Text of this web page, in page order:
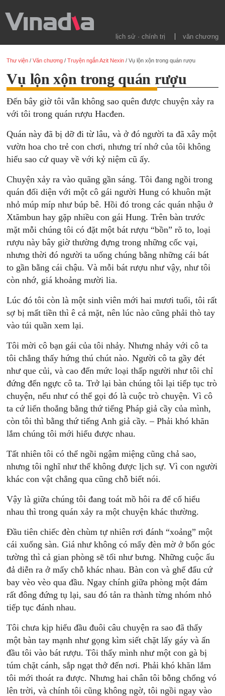
lịch sử · chính trị văn chương
Thư viện /Văn chương /Truyện ngắn Azit Nexin /Vụ lộn xộn trong quán rượu
Vụ lộn xộn trong quán rượu
Đến bây giờ tôi vẫn không sao quên được chuyện xảy ra
với tôi trong quán rượu Hacđen.
Quán này đã bị dỡ đi từ lâu, và ở đó người ta đã xây một
vườn hoa cho trẻ con chơi, nhưng trí nhớ của tôi không
hiểu sao cứ quay về với kỷ niệm cũ ấy.
Chuyện xảy ra vào quãng gần sáng. Tôi đang ngồi trong
quán đối diện với một cô gái người Hung có khuôn mặt
nhỏ múp míp như búp bê. Hồi đó trong các quán nhậu ở
Xtămbun hay gặp nhiều con gái Hung. Trên bàn trước
mặt mỗi chúng tôi có đặt một bát rượu “bồn” rõ to, loại
rượu này bây giờ thường đựng trong những cốc vại,
nhưng thời đó người ta uống chúng bằng những cái bát
to gần bằng cái chậu. Và mỗi bát rượu như vậy, như tôi
còn nhớ, giá khoảng mười lia.
Lúc đó tôi còn là một sinh viên mới hai mươi tuổi, tôi rất
sợ bị mất tiền thì ê cả mặt, nên lúc nào cũng phải thò tay
vào túi quần xem lại.
Tôi mời cô bạn gái của tôi nhảy. Nhưng nhảy với cô ta
tôi chẳng thấy hứng thú chút nào. Người cô ta gầy đét
như que củi, và cao đến mức loại thấp người như tôi chỉ
đứng đến ngực cô ta. Trở lại bàn chúng tôi lại tiếp tục trò
chuyện, nếu như có thể gọi đó là cuộc trò chuyện. Vì cô
ta cứ liến thoắng bằng thứ tiếng Pháp giả cầy của mình,
còn tôi thì bằng thứ tiếng Anh giả cầy. – Phải khó khăn
lắm chúng tôi mới hiểu được nhau.
Tất nhiên tôi có thể ngồi ngậm miệng cũng chả sao,
nhưng tôi nghĩ như thế không được lịch sự. Vì con người
khác con vật chẳng qua cũng chỗ biết nói.
Vậy là giữa chúng tôi đang toát mồ hôi ra để cố hiểu
nhau thì trong quán xảy ra một chuyện khác thường.
Đầu tiên chiếc đèn chùm tự nhiên rơi đánh “xoảng” một
cái xuống sàn. Giá như không có mấy đèn mờ ở bốn góc
tường thì cả gian phòng sẽ tối như bưng. Những cuộc ẩu
đả diễn ra ở mấy chỗ khác nhau. Bàn con và ghế đẩu cứ
bay vèo vèo qua đầu. Ngay chính giữa phòng một đám
rất đông đứng tụ lại, sau đó tản ra thành từng nhóm nhỏ
tiếp tục đánh nhau.
Tôi chưa kịp hiểu đầu đuôi câu chuyện ra sao đã thấy
một bàn tay mạnh như gọng kìm siết chặt lấy gáy và ấn
đầu tôi vào bát rượu. Tôi thấy mình như một con gà bị
túm chặt cánh, sắp ngạt thở đến nơi. Phải khó khăn lắm
tôi mới thoát ra được. Nhưng hai chân tôi bỗng chổng vó
lên trời, và chính tôi cũng không ngờ, tôi ngồi ngay vào